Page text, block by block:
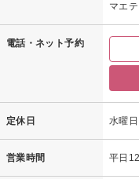
マエ
電話・ネット予約
定休日 水曜日
営業時間 平日